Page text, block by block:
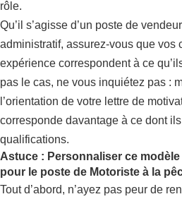
rôle.
Qu’il s’agisse d’un poste de
administratif, assurez-vous que vos
expérience correspondent à ce
pas le cas, ne vous inquiétez pas :
l’orientation de votre lettre de
corresponde davantage à ce dont
qualifications.
Astuce : Personnaliser ce
pour le poste de Motoriste à la
Tout d’abord, n’ayez pas peur de